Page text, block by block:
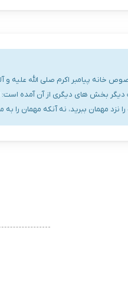
خانه پیامبر اکرم صلی الله
دیگر بخش های دیگری از آن آمده
مهمان ببرید، نه آنکه مهمان را به